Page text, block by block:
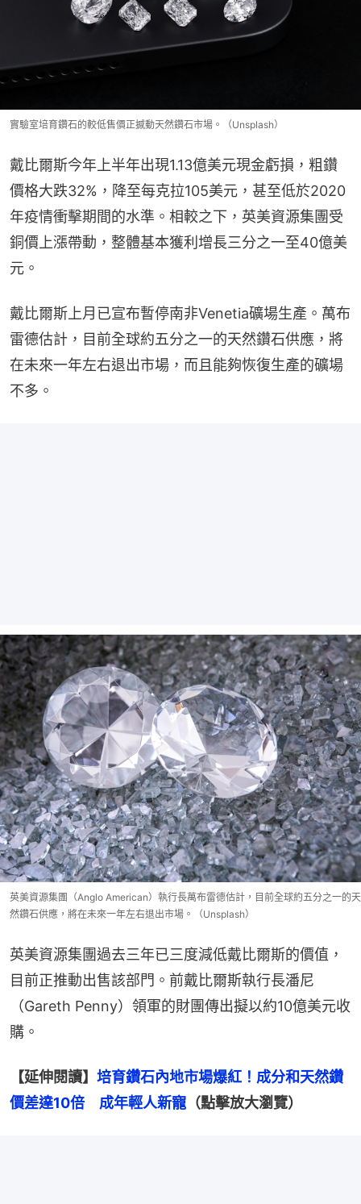
實驗室培育鑽石的較低售價正撼動天然鑽石市場。（Unsplash）
戴比爾斯今年上半年出現1.13億美元現金虧損，粗鑽
價格大跌32%，降至每克拉105美元，甚至低於2020
年疫情衝擊期間的水準。相較之下，英美資源集團受
銅價上漲帶動，整體基本獲利增長三分之一至40億美
元。
戴比爾斯上月已宣布暫停南非Venetia礦場生產。萬布
雷德估計，目前全球約五分之一的天然鑽石供應，將
在未來一年左右退出市場，而且能夠恢復生產的礦場
不多。
英美資源集團（Anglo American）執行長萬布雷德估計，目前全球約五分之一的天
然鑽石供應，將在未來一年左右退出市場。（Unsplash）
英美資源集團過去三年已三度減低戴比爾斯的價值，
目前正推動出售該部門。前戴比爾斯執行長潘尼
（Gareth Penny）領軍的財團傳出擬以約10億美元收
購。
【延伸閱讀】 培育鑽石內地市場爆紅！成分和天然鑽
價差達10倍　成年輕人新寵 （點擊放大瀏覽）